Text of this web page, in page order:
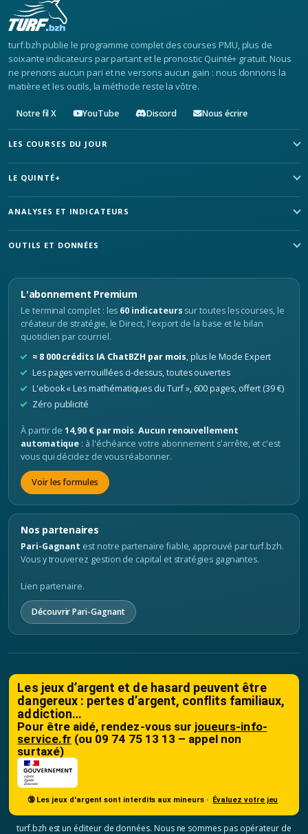
turf.bzh publie le programme complet des courses PMU, plus de
soixante indicateurs par partant et le pronostic Quinté+ gratuit. Nous
ne prenons aucun pari et ne versons aucun gain : nous donnons la
matière et les outils, la méthode reste la vôtre.
Notre fil X YouTube Discord Nous écrire
LES COURSES DU JOUR
LE QUINTÉ+
ANALYSES ET INDICATEURS
OUTILS ET DONNÉES
L'abonnement Premium
Le terminal complet : les 60 indicateurs sur toutes les courses, le
créateur de stratégie, le Direct, l'export de la base et le bilan
quotidien par courriel.
≈ 8 000 crédits IA ChatBZH par mois, plus le Mode Expert
Les pages verrouillées ci-dessus, toutes ouvertes
L'ebook « Les mathématiques du Turf », 600 pages, offert (39 €)
Zéro publicité
À partir de14,90 € par mois.Aucun renouvellement
automatique : à l'échéance votre abonnement s'arrête, et c'est
vous qui décidez de vous réabonner.
Voir les formules
Nos partenaires
Pari-Gagnant est notre partenaire fiable, approuvé par turf.bzh.
Vous y trouverez gestion de capital et stratégies gagnantes.
Lien partenaire.
Découvrir Pari-Gagnant
Les jeux d’argent et de hasard peuvent être
dangereux : pertes d’argent, conflits familiaux,
addiction…
Pour être aidé, rendez-vous sur joueurs-info-
service.fr (ou 09 74 75 13 13 – appel non
surtaxé)
🔞 Les jeux d'argent sont interdits aux mineurs · Évaluez votre jeu
turf.bzh est un éditeur de données. Nous ne sommes pas opérateur de